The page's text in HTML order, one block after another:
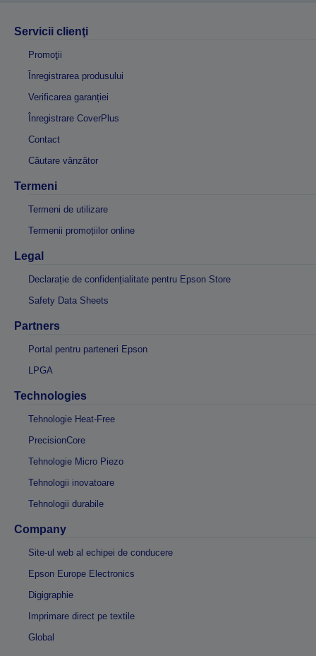
Servicii clienţi
Promoţii
Înregistrarea produsului
Verificarea garanției
Înregistrare CoverPlus
Contact
Căutare vânzător
Termeni
Termeni de utilizare
Termenii promoțiilor online
Legal
Declarație de confidențialitate pentru Epson Store
Safety Data Sheets
Partners
Portal pentru parteneri Epson
LPGA
Technologies
Tehnologie Heat-Free
PrecisionCore
Tehnologie Micro Piezo
Tehnologii inovatoare
Tehnologii durabile
Company
Site-ul web al echipei de conducere
Epson Europe Electronics
Digigraphie
Imprimare direct pe textile
Global